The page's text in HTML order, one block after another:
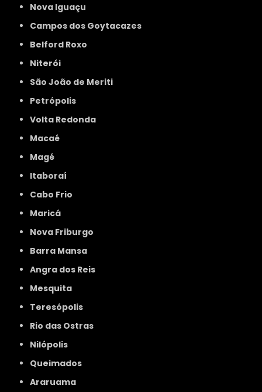
Nova Iguaçu
Campos dos Goytacazes
Belford Roxo
Niterói
São João de Meriti
Petrópolis
Volta Redonda
Macaé
Magé
Itaboraí
Cabo Frio
Maricá
Nova Friburgo
Barra Mansa
Angra dos Reis
Mesquita
Teresópolis
Rio das Ostras
Nilópolis
Queimados
Araruama